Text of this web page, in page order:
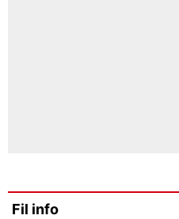
Fil info